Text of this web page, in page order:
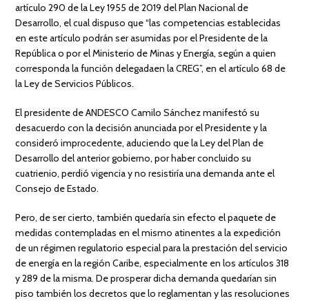
artículo 290 de la Ley 1955 de 2019 del Plan Nacional de
Desarrollo, el cual dispuso que “las competencias establecidas
en este artículo podrán ser asumidas por el Presidente de la
República o por el Ministerio de Minas y Energía, según a quien
corresponda la función delegadaen la CREG”, en el artículo 68 de
la Ley de Servicios Públicos.
El presidente de ANDESCO Camilo Sánchez manifestó su
desacuerdo con la decisión anunciada por el Presidente y la
consideró improcedente, aduciendo que la Ley del Plan de
Desarrollo del anterior gobierno, por haber concluido su
cuatrienio, perdió vigencia y no resistiría una demanda ante el
Consejo de Estado.
Pero, de ser cierto, también quedaría sin efecto el paquete de
medidas contempladas en el mismo atinentes a la expedición
de un régimen regulatorio especial para la prestación del servicio
de energía en la región Caribe, especialmente en los artículos 318
y 289 de la misma. De prosperar dicha demanda quedarían sin
piso también los decretos que lo reglamentan y las resoluciones